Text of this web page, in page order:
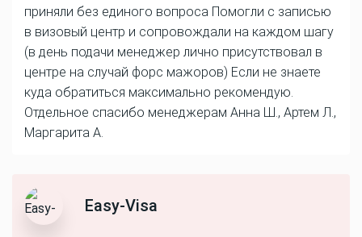
приняли без единого вопроса Помогли с записью
в визовый центр и сопровождали на каждом шагу
(в день подачи менеджер лично присутствовал в
центре на случай форс мажоров) Если не знаете
куда обратиться максимально рекомендую.
Отдельное спасибо менеджерам Анна Ш., Артем Л.,
Маргарита А.
Easy-Visa